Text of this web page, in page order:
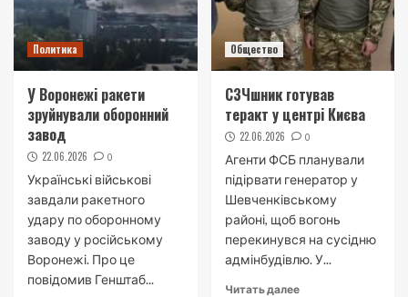
Политика
У Воронежі ракети
зруйнували оборонний
завод
22.06.2026 0
Українські військові
завдали ракетного
удару по оборонному
заводу у російському
Воронежі. Про це
повідомив Генштаб...
Общество
СЗЧшник готував
теракт у центрі Києва
22.06.2026 0
Агенти ФСБ планували
підірвати генератор у
Шевченківському
районі, щоб вогонь
перекинувся на сусідню
адмінбудівлю. У...
Читать далее